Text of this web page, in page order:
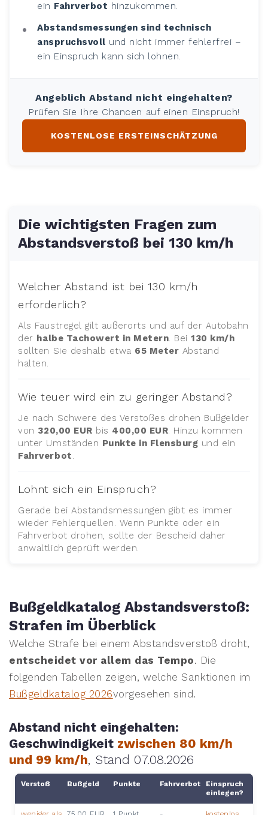
ein Fahrverbot hinzukommen.
Abstandsmessungen sind technisch
anspruchsvoll und nicht immer fehlerfrei –
ein Einspruch kann sich lohnen.
Angeblich Abstand nicht eingehalten?
Prüfen Sie Ihre Chancen auf einen Einspruch!
KOSTENLOSE ERSTEINSCHÄTZUNG
Die wichtigsten Fragen zum
Abstandsverstoß bei 130 km/h
Welcher Abstand ist bei 130 km/h
erforderlich?
Als Faustregel gilt außerorts und auf der Autobahn
der halbe Tachowert in Metern. Bei130 km/h
sollten Sie deshalb etwa 65 Meter Abstand
halten.
Wie teuer wird ein zu geringer Abstand?
Je nach Schwere des Verstoßes drohen Bußgelder
von 320,00 EUR bis 400,00 EUR. Hinzu kommen
unter Umständen Punkte in Flensburg und ein
Fahrverbot.
Lohnt sich ein Einspruch?
Gerade bei Abstandsmessungen gibt es immer
wieder Fehlerquellen. Wenn Punkte oder ein
Fahrverbot drohen, sollte der Bescheid daher
anwaltlich geprüft werden.
Bußgeldkatalog Abstandsverstoß:
Strafen im Überblick
Welche Strafe bei einem Abstandsverstoß droht,
entscheidet vor allem das Tempo. Die
folgenden Tabellen zeigen, welche Sanktionen im
Bußgeldkatalog 2026vorgesehen sind.
Abstand nicht eingehalten:
Geschwindigkeit zwischen 80 km/h
und 99 km/h, Stand 07.08.2026
Verstoß Bußgeld Punkte Fahrverbot
Einspruch
einlegen?